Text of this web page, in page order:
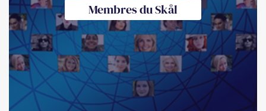
Membres du Skål